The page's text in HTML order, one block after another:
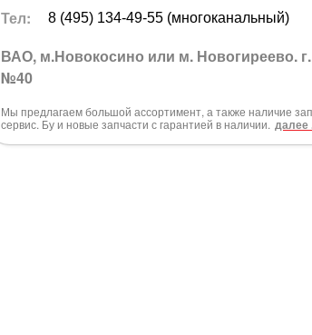
Тел: 8 (495) 134-49-55 (многоканальный)
ВАО, м.Новокосино или м. Новогиреево.
№40
Мы предлагаем большой ассортимент, а также наличие
сервис. Бу и новые запчасти с гарантией в наличии. далее